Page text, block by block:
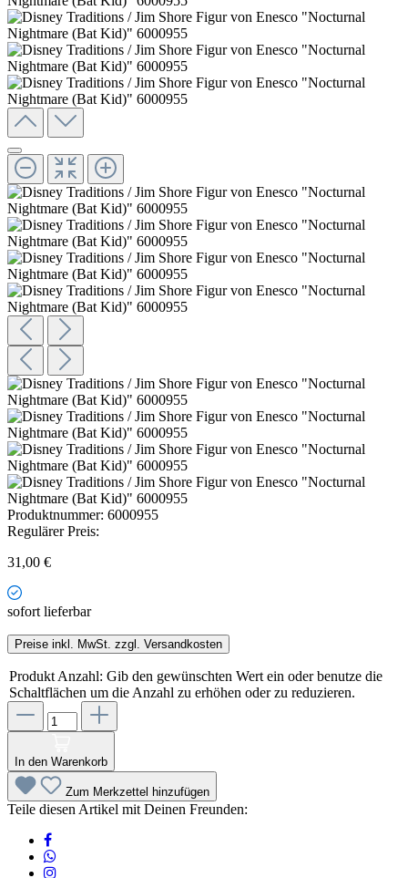
Produktnummer: 6000955
Regulärer Preis:
31,00 €
sofort lieferbar
Preise inkl. MwSt. zzgl. Versandkosten
Produkt Anzahl: Gib den gewünschten Wert ein oder benutze die
Schaltflächen um die Anzahl zu erhöhen oder zu reduzieren.
In den Warenkorb
Zum Merkzettel hinzufügen
Teile diesen Artikel mit Deinen Freunden: